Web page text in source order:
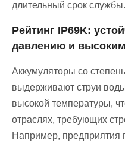
длительный срок службы.
Рейтинг IP69K:
давлению и
Аккумуляторы со
выдерживают струи
высокой температуры,
отраслях, требующих
Например,